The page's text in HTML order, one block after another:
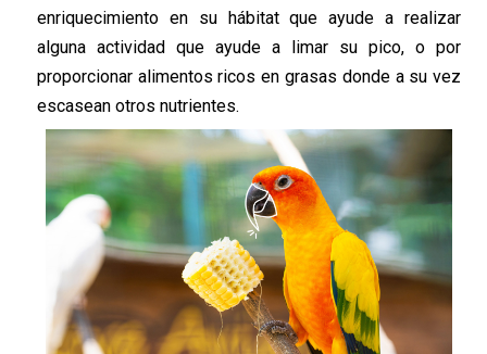
enriquecimiento en su hábitat que ayude a realizar
alguna actividad que ayude a limar su pico, o por
proporcionar alimentos ricos en grasas donde a su vez
escasean otros nutrientes.